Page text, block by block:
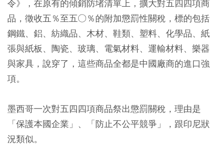
令》，在原有的傾銷防堵清單上，擴大對五四四項商
品，徵收五％至五○％的附加懲罰性關稅，標的包括
鋼鐵、鋁、紡織品、木材、鞋類、塑料、化學品、紙
張與紙板、陶瓷、玻璃、電氣材料、運輸材料、樂器
與家具，說穿了，這些商品全都是中國廠商的進口強
項。
墨西哥一次對五四四項商品祭出懲罰關稅，理由是
「保護本國企業」、「防止不公平競爭」，跟印尼狀
況類似。